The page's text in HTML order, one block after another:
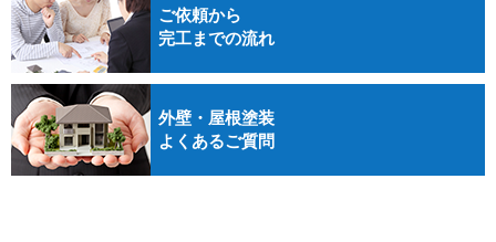
ご依頼から
完工までの流れ
外壁・屋根塗装
よくあるご質問